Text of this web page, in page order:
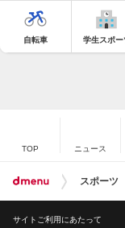
自転車 学生スポー
TOP ニュース
スポーツ
サイトご利用にあたって